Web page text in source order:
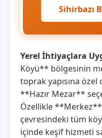
Sihirbazı
Yerel İhtiyaçlara
Köyü** bölgesinin
toprak yapısına
**Hazır Mezar**
Özellikle
çevresindeki tüm
içinde keşif hizmeti